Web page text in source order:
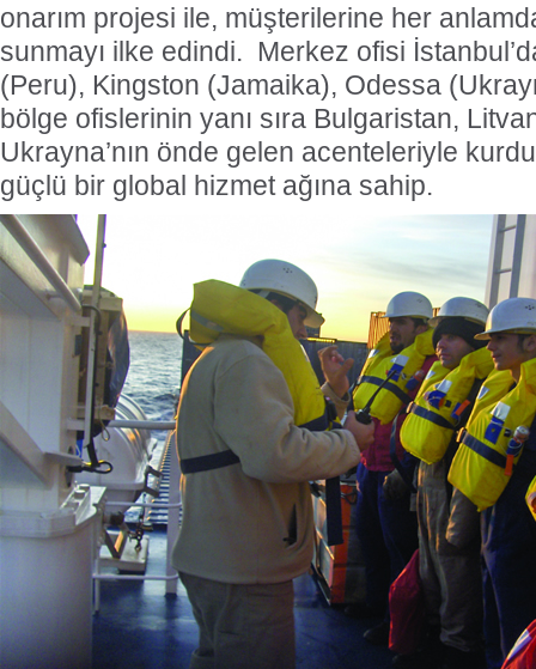
onarım projesi ile, müşterilerine her
sunmayı ilke edindi. Merkez ofisi
(Peru), Kingston (Jamaika), Odessa
bölge ofislerinin yanı sıra Bulgaristan,
Ukrayna’nın önde gelen acenteleriyle
güçlü bir global hizmet ağına sahip.